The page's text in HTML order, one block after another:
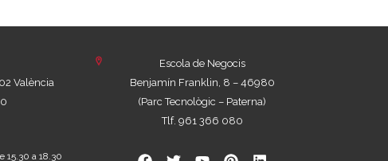
València
15.30 a 18.30
Escola de Negocis
Benjamín Franklin, 8 – 46980
(Parc Tecnològic – Paterna)
Tlf. 961 366 080